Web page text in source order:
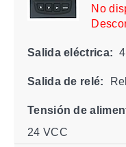
No
Salida eléctrica:
Salida de relé:
Tensión de
24 VCC